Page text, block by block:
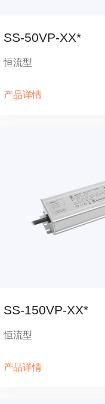
SS-50VP-XX*
恒流型
产品详情
SS-150VP-XX*
恒流型
产品详情